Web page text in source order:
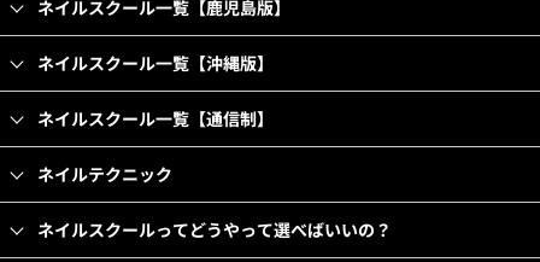
ネイルスクール一覧【鹿児島版】
ネイルスクール一覧【沖縄版】
ネイルスクール一覧【通信制】
ネイルテクニック
ネイルスクールってどうやって選べばいいの？